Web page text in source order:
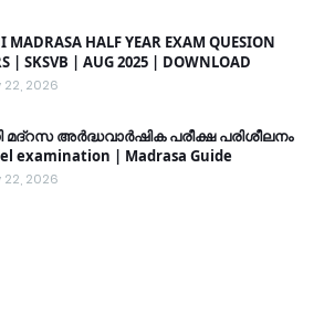
MADRASA HALF YEAR EXAM QUESION
| SKSVB | AUG 2025 | DOWNLOAD
22, 2026
മദ്റസ അർദ്ധവാർഷിക പരീക്ഷ പരിശീലനം
examination | Madrasa Guide
22, 2026